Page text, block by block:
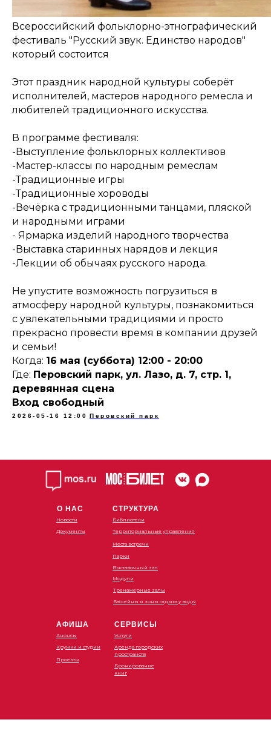
Всероссийский фольклорно-этнографический
фестиваль "Русский звук. Единство народов"
который состоится
Этот праздник народной культуры соберёт
исполнителей, мастеров народного ремесла и
любителей традиционного искусства.
В программе фестиваля:
-Выступление фольклорных коллективов
-Мастер-классы по народным ремеслам
-Традиционные игры
-Традиционные хороводы
-Вечёрка с традиционными танцами, пляской
и народными играми
- Ярмарка изделий народного творчества
-Выставка старинных нарядов и лекция
-Лекции об обычаях русского народа.
Не упустите возможность погрузиться в
атмосферу народной культуры, познакомиться
с увлекательными традициями и просто
прекрасно провести время в компании друзей
и семьи!
Когда: 16 мая (суббота) 12:00 - 20:00
Где: Перовский парк, ул. Лазо, д. 7, стр. 1,
деревянная сцена
Вход свободный
2026-05-16 12:00 Перовский парк
О НАС
Новости
Документы
АФИША
Анонсы
Кружки и студии
Проекты
СТРУКТУРА
Библиотеки
Территориальные управления
Места встречи
Парки
Выставочный зал
Модули
Тренажёрные залы
Бассейны и зоны отдыха у воды
СЕРВИСЫ
Услуги
Аренда городских
пространств
Бронирование
книг